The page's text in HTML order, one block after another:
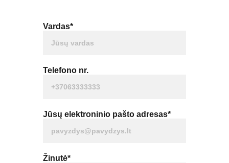
Vardas*
Telefono nr.
Jūsų elektroninio pašto adresas*
Žinutė*